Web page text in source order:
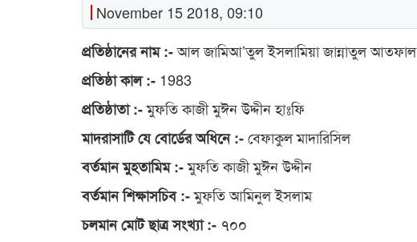
November 15 2018, 09:10
প্রতিষ্ঠানের নাম :-আল জামিআ’তুল ইসলামিয়া জান্নাতুল আতফাল
প্রতিষ্ঠা কাল :- 1983
প্রতিষ্ঠাতা :-মুফতি কাজী মুঈন উদ্দীন হাঃফি
মাদরাসাটি যে বোর্ডের অধিনে :-বেফাকুল মাদারিসিল
বর্তমান মুহতামিম :-মুফতি কাজী মুঈন উদ্দীন
বর্তমান শিক্ষাসচিব :-মুফতি আমিনুল ইসলাম
চলমান মোট ছাত্র সংখ্যা :- ৭০০